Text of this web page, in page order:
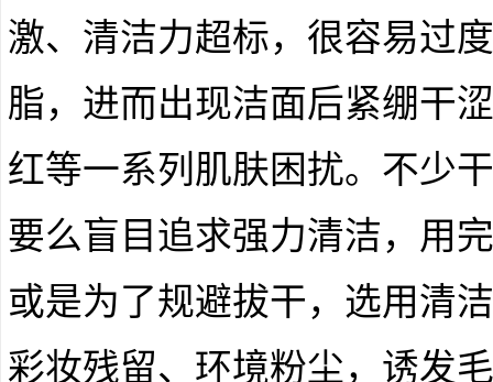
激、清洁力超标，很容易过
脂，进而出现洁面后紧绷干
红等一系列肌肤困扰。不少
要么盲目追求强力清洁，用
或是为了规避拔干，选用清
彩妆残留、环境粉尘，诱发